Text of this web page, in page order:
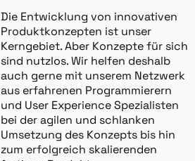
Die Entwicklung von innovativen
Produktkonzepten ist unser
Kerngebiet. Aber Konzepte für sich
sind nutzlos. Wir helfen deshalb
auch gerne mit unserem Netzwerk
aus erfahrenen Programmierern
und User Experience Spezialisten
bei der agilen und schlanken
Umsetzung des Konzepts bis hin
zum erfolgreich skalierenden